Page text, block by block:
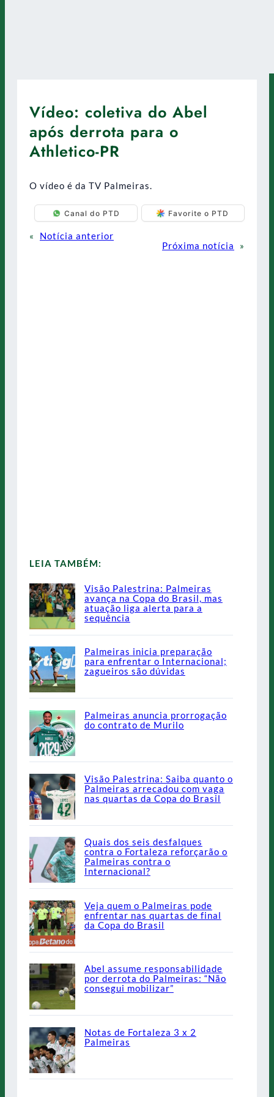
Vídeo: coletiva do Abel
após derrota para o
Athletico-PR
O vídeo é da TV Palmeiras.
Canal do PTD Favorite o PTD
«
Notícia anterior
Próxima notícia
»
LEIA TAMBÉM:
Visão Palestrina: Palmeiras
avança na Copa do Brasil, mas
atuação liga alerta para a
sequência
Palmeiras inicia preparação
para enfrentar o Internacional;
zagueiros são dúvidas
Palmeiras anuncia prorrogação
do contrato de Murilo
Visão Palestrina: Saiba quanto o
Palmeiras arrecadou com vaga
nas quartas da Copa do Brasil
Quais dos seis desfalques
contra o Fortaleza reforçarão o
Palmeiras contra o
Internacional?
Veja quem o Palmeiras pode
enfrentar nas quartas de final
da Copa do Brasil
Abel assume responsabilidade
por derrota do Palmeiras: “Não
consegui mobilizar”
Notas de Fortaleza 3 x 2
Palmeiras